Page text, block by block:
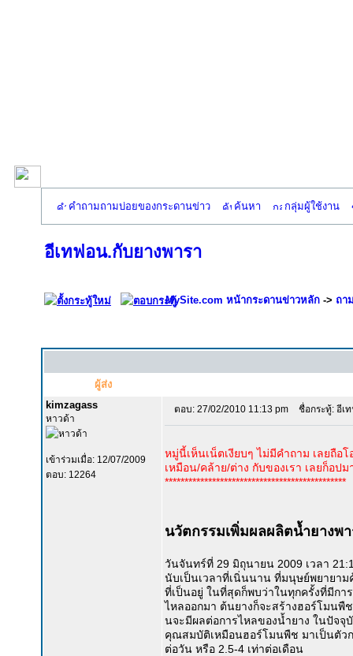
คำถามถามบ่อยของกระดานข่าว ค้นหา กลุ่มผู้ใช้งาน
อีเทฟอน.กับยางพารา
MySite.com หน้ากระดานข่าวหลัก -> ถา
ผู้ส่ง
kimzagass
หาวด้า
เข้าร่วมเมื่อ: 12/07/2009
ตอบ: 12264
ตอบ: 27/02/2010 11:13 pm ชื่อกระทู้: อีเ
หมู่นี้เห็นเน็ตเงียบๆ ไม่มีคำถาม เลยถือ
เหมือน/คล้าย/ต่าง กับของเรา เลยก็อป
**********************************************
นวัตกรรมเพิ่มผลผลิตน้ำยางพา
วันจันทร์ที่ 29 มิถุนายน 2009 เวลา
นับเป็นเวลาที่เนิ่นนาน ที่มนุษย์พยายาม
ที่เป็นอยู่ ในที่สุดก็พบว่าในทุกครั้งที่มีกา
ไหลออกมา ต้นยางก็จะสร้างฮอร์โมนพื
นจะมีผลต่อการไหลของน้ำยาง ในปัจจุ
คุณสมบัติเหมือนฮอร์โมนพืช มาเป็นตัวก
ต่อวัน หรือ 2.5-4 เท่าต่อเดือน